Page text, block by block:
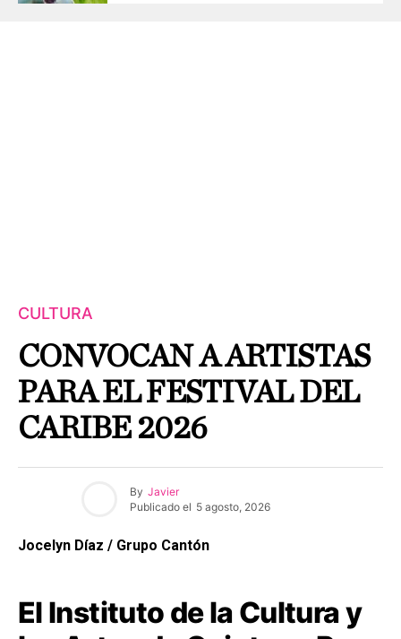
CULTURA
CONVOCAN A ARTISTAS
PARA EL FESTIVAL DEL
CARIBE 2026
By Javier
Publicado el 5 agosto, 2026
Jocelyn Díaz / Grupo Cantón
El Instituto de la Cultura y